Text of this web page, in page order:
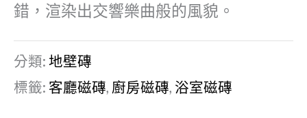
錯，渲染出交響樂曲般的風貌。
分類: 地壁磚
標籤: 客廳磁磚, 廚房磁磚, 浴室磁磚